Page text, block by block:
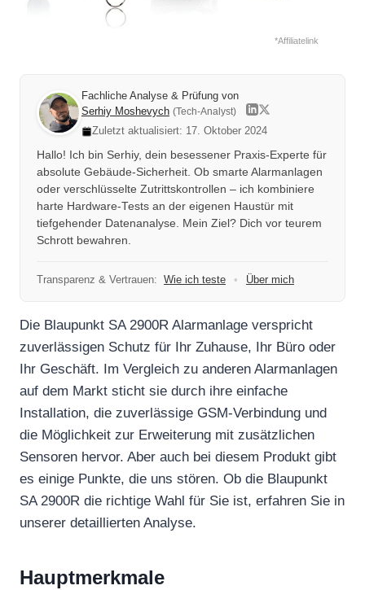
*Affiliatelink
Fachliche Analyse & Prüfung von
Serhiy Moshevych (Tech-Analyst)
Zuletzt aktualisiert: 17. Oktober 2024
Hallo! Ich bin Serhiy, dein besessener Praxis-Experte für
absolute Gebäude-Sicherheit. Ob smarte Alarmanlagen
oder verschlüsselte Zutrittskontrollen – ich kombiniere
harte Hardware-Tests an der eigenen Haustür mit
tiefgehender Datenanalyse. Mein Ziel? Dich vor teurem
Schrott bewahren.
Transparenz & Vertrauen: Wie ich teste • Über mich
Die Blaupunkt SA 2900R Alarmanlage verspricht
zuverlässigen Schutz für Ihr Zuhause, Ihr Büro oder
Ihr Geschäft. Im Vergleich zu anderen Alarmanlagen
auf dem Markt sticht sie durch ihre einfache
Installation, die zuverlässige GSM-Verbindung und
die Möglichkeit zur Erweiterung mit zusätzlichen
Sensoren hervor. Aber auch bei diesem Produkt gibt
es einige Punkte, die uns stören. Ob die Blaupunkt
SA 2900R die richtige Wahl für Sie ist, erfahren Sie in
unserer detaillierten Analyse.
Hauptmerkmale